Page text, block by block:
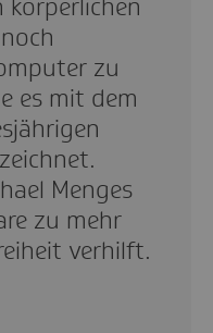
körperlichen
zu
es mit dem
Menges
zu mehr
verhilft.